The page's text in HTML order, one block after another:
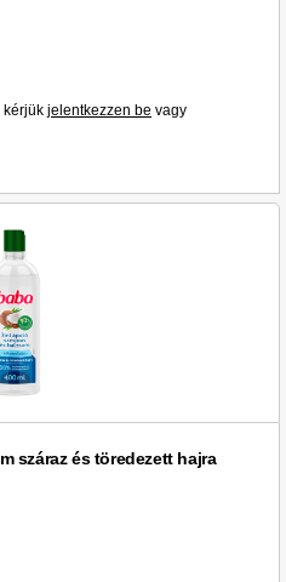
kérjük jelentkezzen be vagy
száraz és töredezett hajra